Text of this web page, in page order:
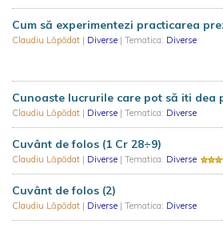
Cum să experimentezi practicarea
Claudiu Lăpădat | Diverse | Tematica: Diverse
Cunoaste lucrurile care pot să iti dea
Claudiu Lăpădat | Diverse | Tematica: Diverse
Cuvânt de folos (1 Cr 28÷9)
Claudiu Lăpădat | Diverse | Tematica: Diverse
Cuvânt de folos (2)
Claudiu Lăpădat | Diverse | Tematica: Diverse